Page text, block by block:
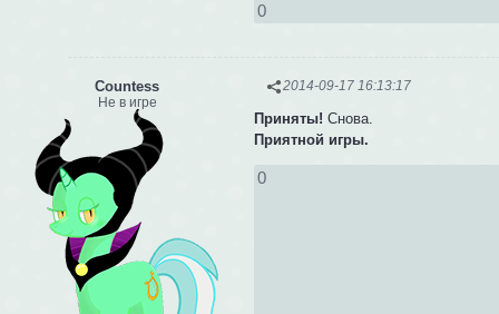
0
2014-09-17 16:13:17
Сountess
Не в игре
Приняты! Снова.
Приятной игры.
0